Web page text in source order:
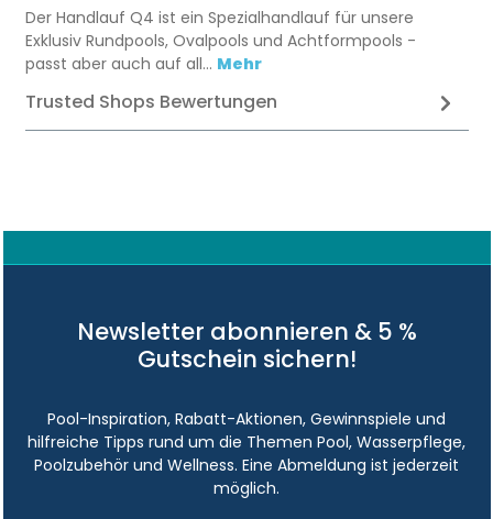
Der Handlauf Q4 ist ein Spezialhandlauf für unsere
Exklusiv Rundpools, Ovalpools und Achtformpools -
passt aber auch auf all… Mehr
Trusted Shops Bewertungen
Newsletter abonnieren & 5 %
Gutschein sichern!
Pool-Inspiration, Rabatt-Aktionen, Gewinnspiele und
hilfreiche Tipps rund um die Themen Pool, Wasserpflege,
Poolzubehör und Wellness. Eine Abmeldung ist jederzeit
möglich.